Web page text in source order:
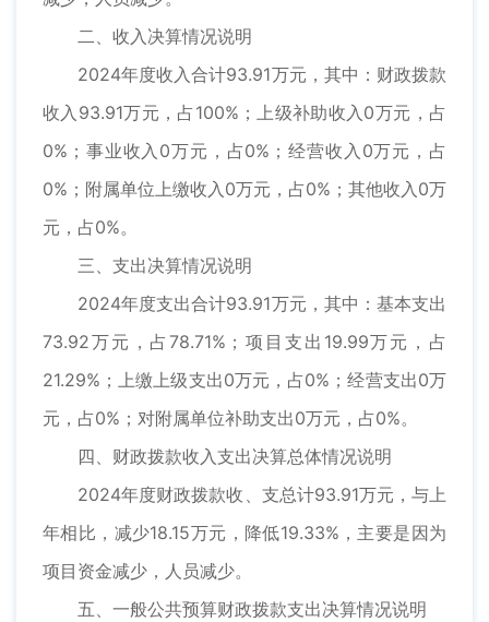
二、收入决算情况说明
2024年度收入合计93.91万元，其中：财政拨款
收入93.91万元，占100%；上级补助收入0万元，占
0%；事业收入0万元，占0%；经营收入0万元，占
0%；附属单位上缴收入0万元，占0%；其他收入0万
元，占0%。
三、支出决算情况说明
2024年度支出合计93.91万元，其中：基本支出
73.92万元，占78.71%；项目支出19.99万元，占
21.29%；上缴上级支出0万元，占0%；经营支出0万
元，占0%；对附属单位补助支出0万元，占0%。
四、财政拨款收入支出决算总体情况说明
2024年度财政拨款收、支总计93.91万元，与上
年相比，减少18.15万元，降低19.33%，主要是因为
项目资金减少，人员减少。
五、一般公共预算财政拨款支出决算情况说明